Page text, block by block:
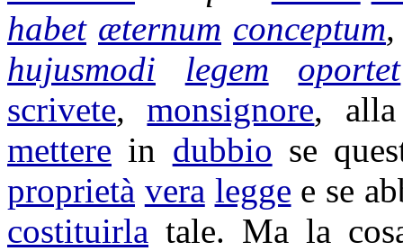
habet æternum conceptum
hujusmodi
legem
oportet
scrivete,monsignore,
mettere in dubbio se
proprietà vera legge e se
costituirla tale. Ma la